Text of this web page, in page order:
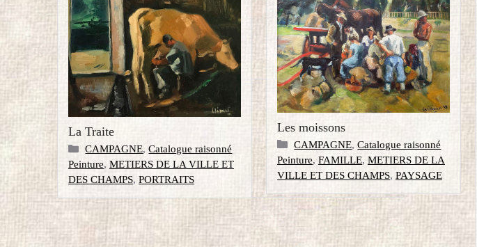
La Traite
Catégories
CAMPAGNE,Catalogue raisonné
Peinture, METIERS DE LA VILLE ET
DES CHAMPS, PORTRAITS
Les moissons
Catégories
CAMPAGNE,Catalogue raisonné
Peinture, FAMILLE, METIERS DE LA
VILLE ET DES CHAMPS, PAYSAGE